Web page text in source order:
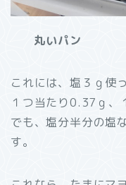
丸いパン
これには、塩３ｇ使
１つ当たり0.37ｇ、
でも、塩分半分の塩
す。